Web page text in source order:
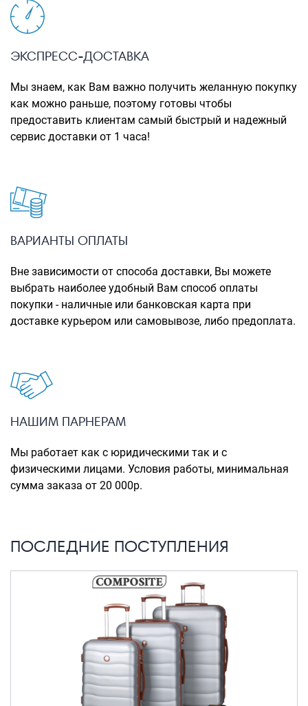
Рюкзаки городские
Рюкзаки школьные
Рюкзаки подростковые
Рюкзаки для охоты-рыбалки
Рюкзаки на колесах
ШОППЕРЫ
Кейсы и планшеты
Аксессуары
Мешки для обуви
Пеналы для школы
Чемоданы оптом
Чемоданы на колесах
Чемоданы детские
Пилоты на колесах
Рюкзаки детские для детских
чемоданов
Бьюти-кейсы
ЭКСПРЕСС-ДОСТАВКА
Мы знаем, как Вам важно получить желанную покупку
как можно раньше, поэтому готовы чтобы
предоставить клиентам самый быстрый и надежный
сервис доставки от 1 часа!
ВАРИАНТЫ ОПЛАТЫ
Вне зависимости от способа доставки, Вы можете
выбрать наиболее удобный Вам способ оплаты
покупки - наличные или банковская карта при
доставке курьером или самовывозе, либо предоплата.
НАШИМ ПАРНЕРАМ
Мы работает как с юридическими так и с
физическими лицами. Условия работы, минимальная
сумма заказа от 20 000р.
ПОСЛЕДНИЕ ПОСТУПЛЕНИЯ